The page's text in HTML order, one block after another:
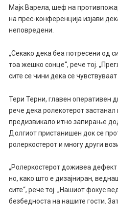
Мајк Варела, шеф на
на прес-конференција изјави
неповредени.
„Секако дека беа потресени од
тоа жешко сонце“, рече тој.
сите се чини дека се
Тери Терни, главен оперативен
рече дека ролекотерот
предизвикало итно запирање
Долгиот пристанишен док се
ролеркостерот и многу други
„Ролеркостерот доживеа
но, како што е дизајниран,
сите“, рече тој. „Нашиот фокус
безбедноста на нашите гости.